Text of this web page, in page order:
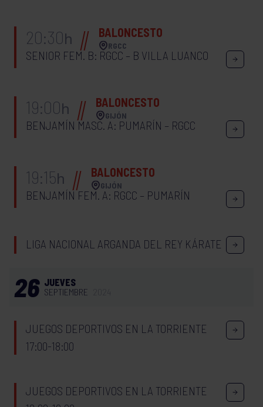
20:30h BALONCESTO
RGCC
SENIOR FEM. B: RGCC – B VILLA LUANCO
19:00h BALONCESTO
GIJÓN
BENJAMÍN MASC. A: PUMARÍN – RGCC
19:15h BALONCESTO
GIJÓN
BENJAMÍN FEM. A: RGCC – PUMARÍN
LIGA NACIONAL ARGANDA DEL REY KÁRATE
26 JUEVES
SEPTIEMBRE
JUEGOS DEPORTIVOS EN LA TORRIENTE
17:00-18:00
JUEGOS DEPORTIVOS EN LA TORRIENTE